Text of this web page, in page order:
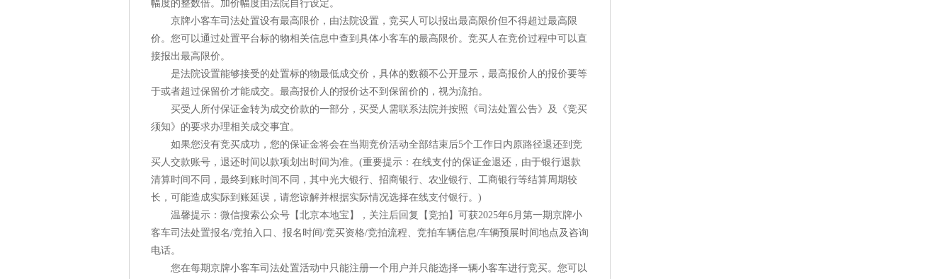
幅度的整数倍。加价幅度由法院自行设定。
京牌小客车司法处置设有最高限价，由法院设置，竞买人可以报出最高限价但不得超过最高限
价。您可以通过处置平台标的物相关信息中查到具体小客车的最高限价。竞买人在竞价过程中可以直
接报出最高限价。
是法院设置能够接受的处置标的物最低成交价，具体的数额不公开显示，最高报价人的报价要等
于或者超过保留价才能成交。最高报价人的报价达不到保留价的，视为流拍。
买受人所付保证金转为成交价款的一部分，买受人需联系法院并按照《司法处置公告》及《竞买
须知》的要求办理相关成交事宜。
如果您没有竞买成功，您的保证金将会在当期竞价活动全部结束后5个工作日内原路径退还到竞
买人交款账号，退还时间以款项划出时间为准。(重要提示：在线支付的保证金退还，由于银行退款
清算时间不同，最终到账时间不同，其中光大银行、招商银行、农业银行、工商银行等结算周期较
长，可能造成实际到账延误，请您谅解并根据实际情况选择在线支付银行。)
温馨提示：微信搜索公众号【北京本地宝】，关注后回复【竞拍】可获2025年6月第一期京牌小
客车司法处置报名/竞拍入口、报名时间/竞买资格/竞拍流程、竞拍车辆信息/车辆预展时间地点及咨询
电话。
您在每期京牌小客车司法处置活动中只能注册一个用户并只能选择一辆小客车进行竞买。您可以